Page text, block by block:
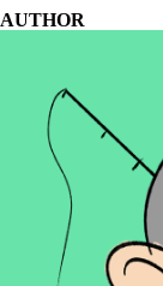
AUTHOR